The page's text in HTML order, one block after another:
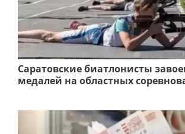
Саратовские биатлонисты
медалей на областных